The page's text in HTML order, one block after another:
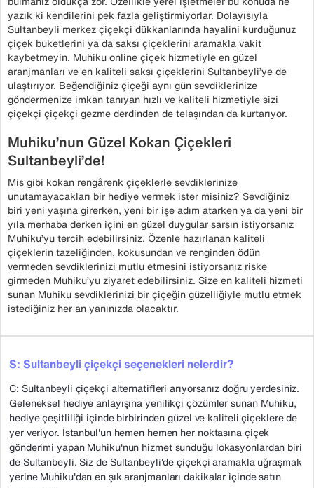
yazık ki kendilerini pek fazla geliştirmiyorlar. Dolayısıyla
Sultanbeyli merkez çiçekçi dükkanlarında hayalini kurduğunuz
çiçek buketlerini ya da saksı çiçeklerini aramakla vakit
kaybetmeyin. Muhiku online çiçek hizmetiyle en güzel
aranjmanları ve en kaliteli saksı çiçeklerini Sultanbeyli’ye de
ulaştırıyor. Beğendiğiniz çiçeği aynı gün sevdiklerinize
göndermenize imkan tanıyan hızlı ve kaliteli hizmetiyle sizi
çiçekçi çiçekçi gezme derdinden de telaşından da kurtarıyor.
Muhiku’nun Güzel Kokan Çiçekleri
Sultanbeyli’de!
Mis gibi kokan rengârenk çiçeklerle sevdiklerinize
unutamayacakları bir hediye vermek ister misiniz? Sevdiğiniz
biri yeni yaşına girerken, yeni bir işe adım atarken ya da yeni bir
yıla merhaba derken içini en güzel duygular sarsın istiyorsanız
Muhiku’yu tercih edebilirsiniz. Özenle hazırlanan kaliteli
çiçeklerin tazeliğinden, kokusundan ve renginden ödün
vermeden sevdiklerinizi mutlu etmesini istiyorsanız riske
girmeden Muhiku’yu ziyaret edebilirsiniz. Size en kaliteli hizmeti
sunan Muhiku sevdiklerinizi bir çiçeğin güzelliğiyle mutlu etmek
istediğiniz her an yanınızda olacaktır.
S: Sultanbeyli çiçekçi seçenekleri nelerdir?
C: Sultanbeyli çiçekçi alternatifleri arıyorsanız doğru yerdesiniz.
Geleneksel hediye anlayışına yenilikçi çözümler sunan Muhiku,
hediye çeşitliliği içinde birbirinden güzel ve kaliteli çiçeklere de
yer veriyor. İstanbul'un hemen hemen her noktasına çiçek
gönderimi yapan Muhiku'nun hizmet sunduğu lokasyonlardan biri
de Sultanbeyli. Siz de Sultanbeyli'de çiçekçi aramakla uğraşmak
yerine Muhiku'dan en şık aranjmanları dakikalar içinde satın